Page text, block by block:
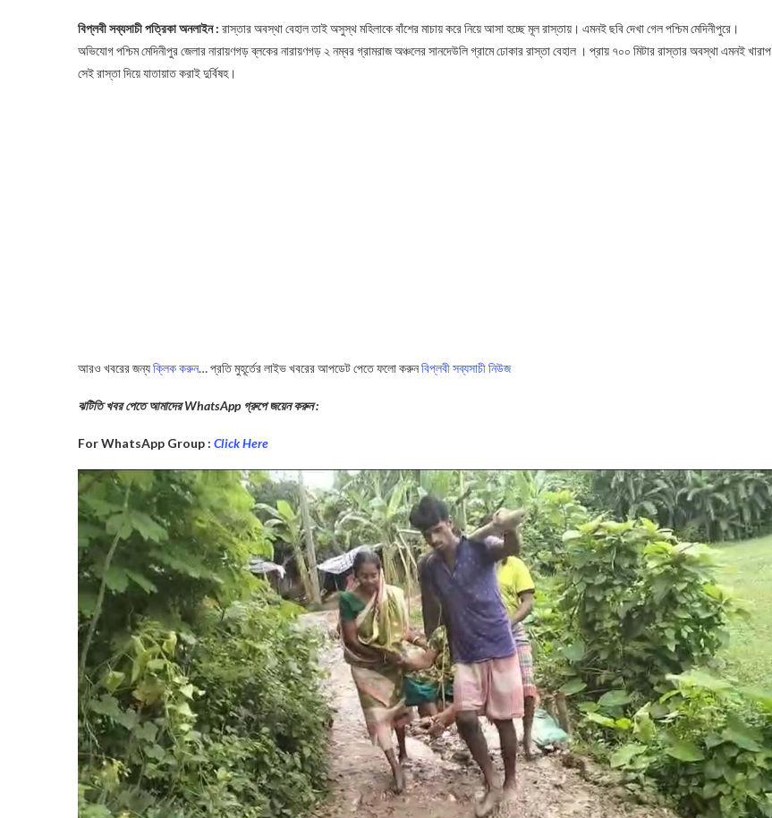
বিপ্লবী সব্যসাচী পত্রিকা অনলাইন : রাস্তার অবস্থা বেহাল তাই অসুস্থ মহিলাকে বাঁশের মাচায় করে নিয়ে আসা হচ্ছে মূল রাস্তায়। এমনই ছবি দেখা গেল পশ্চিম মেদিনীপুরে।
অভিযোগ পশ্চিম মেদিনীপুর জেলার নারায়ণগড় ব্লকের নারায়ণগড় ২ নম্বর গ্রামরাজ অঞ্চলের সানদেউলি গ্রামে ঢোকার রাস্তা বেহাল । প্রায় ৭০০ মিটার রাস্তার অবস্থা এমনই খারাপ
সেই রাস্তা দিয়ে যাতায়াত করাই দুর্বিষহ।
আরও খবরের জন্যক্লিক করুন… প্রতি মুহূর্তের লাইভ খবরের আপডেট পেতে ফলো করুনবিপ্লবী সব্যসাচী নিউজ
ঝটিতি খবর পেতে আমাদের WhatsApp গ্রুপে জয়েন করুন :
For WhatsApp Group : Click Here